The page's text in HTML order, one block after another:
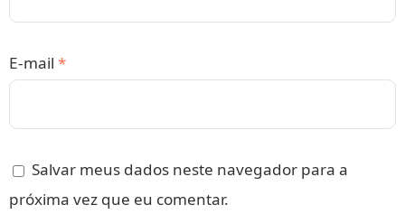
E-mail *
Salvar meus dados neste navegador para a
próxima vez que eu comentar.